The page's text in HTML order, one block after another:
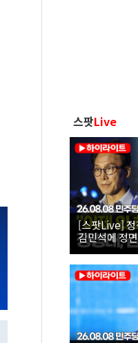
스팟Live
[스팟Live] 정
김민석에 정
당대표·최고